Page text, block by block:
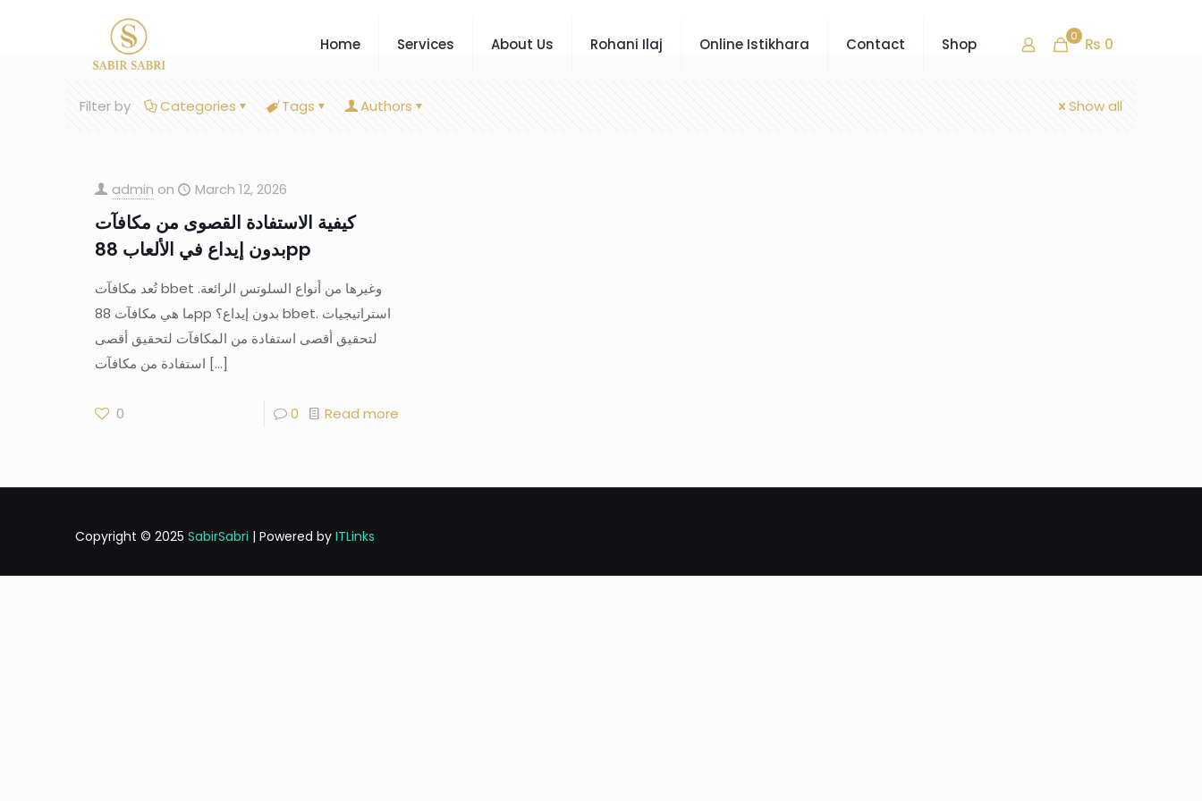
Home Services About Us Rohani Ilaj Online Istikhara Contact Shop 0 ₨ 0
Filter by Categories Tags Authors Show all
admin on March 12, 2026
كيفية الاستفادة القصوى من مكافآت
بدون إيداع في الألعاب 88pp
تُعد مكافآت bbet وغيرها من أنواع السلوتس الرائعة.
ما هي مكافآت 88pp بدون إيداع؟ bbet. استراتيجيات
لتحقيق أقصى استفادة من المكافآت لتحقيق أقصى
استفادة من مكافآت […]
0 0 Read more
Copyright © 2025 SabirSabri | Powered by ITLinks